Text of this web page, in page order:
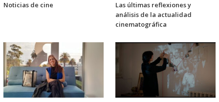
Noticias de cine
Las últimas reflexiones y
análisis de la actualidad
cinematográfica